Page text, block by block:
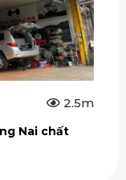
2.5m
Nai chất